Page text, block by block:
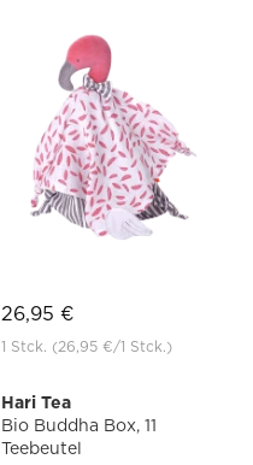
26,95 €
1 Stck. (26,95 €/1 Stck.)
Hari Tea
Bio Buddha Box, 11
Teebeutel